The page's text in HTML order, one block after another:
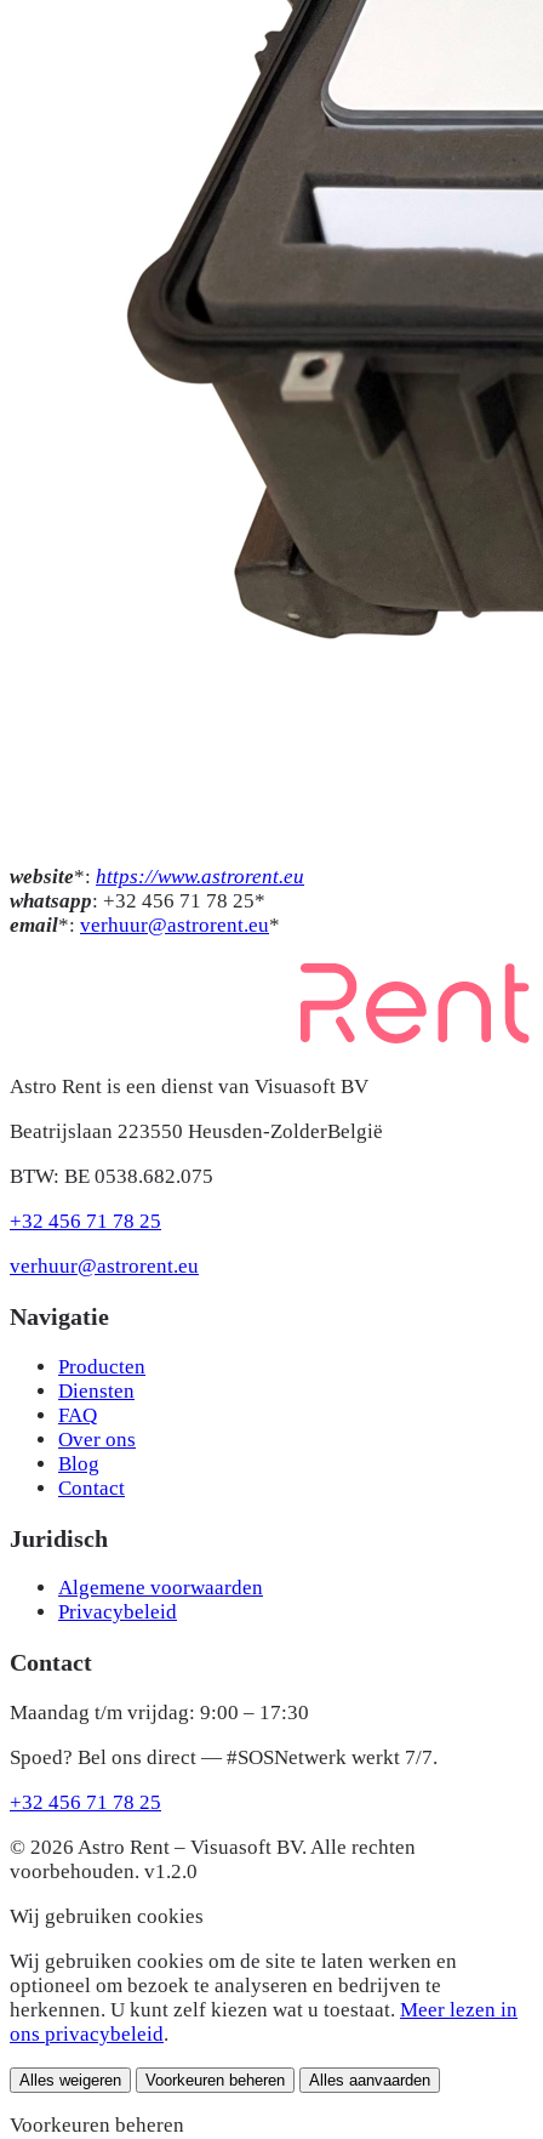
website*: https://www.astrorent.eu
whatsapp: +32 456 71 78 25*
email*: verhuur@astrorent.eu*
Astro Rent is een dienst van Visuasoft BV
Beatrijslaan 223550 Heusden-ZolderBelgië
BTW: BE 0538.682.075
+32 456 71 78 25
verhuur@astrorent.eu
Navigatie
Producten
Diensten
FAQ
Over ons
Blog
Contact
Juridisch
Algemene voorwaarden
Privacybeleid
Contact
Maandag t/m vrijdag: 9:00 – 17:30
Spoed? Bel ons direct — #SOSNetwerk werkt 7/7.
+32 456 71 78 25
© 2026 Astro Rent – Visuasoft BV. Alle rechten
voorbehouden. v1.2.0
Wij gebruiken cookies
Wij gebruiken cookies om de site te laten werken en
optioneel om bezoek te analyseren en bedrijven te
herkennen. U kunt zelf kiezen wat u toestaat. Meer lezen in
ons privacybeleid.
Alles weigeren Voorkeuren beheren Alles aanvaarden
Voorkeuren beheren